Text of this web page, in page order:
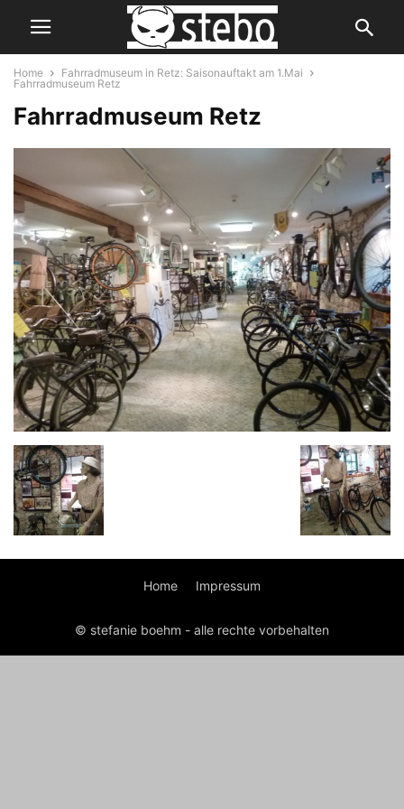
Home
Fahrradmuseum in Retz: Saisonauftakt am 1.Mai
Fahrradmuseum Retz
Fahrradmuseum Retz
Home Impressum
© stefanie boehm - alle rechte vorbehalten